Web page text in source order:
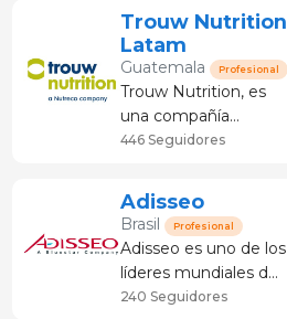
Trouw Nutrition
Latam
Guatemala Profesional
Trouw Nutrition, es
una compañía
perteneciente al
global en nutrición
animal y alimento
para peces. Calidad,
innovación y
sostenibilidad son
principios esenciales
446 Seguidores
Adisseo
Brasil Profesional
Adisseo es uno de los
líderes mundiales del
sector de los aditivos
240 Seguidores